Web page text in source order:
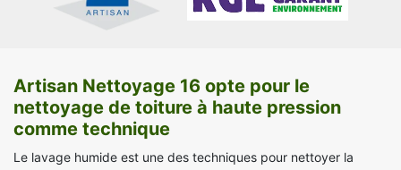
Artisan Nettoyage 16 opte pour le
nettoyage de toiture à haute pression
comme technique
Le lavage humide est une des techniques pour nettoyer la